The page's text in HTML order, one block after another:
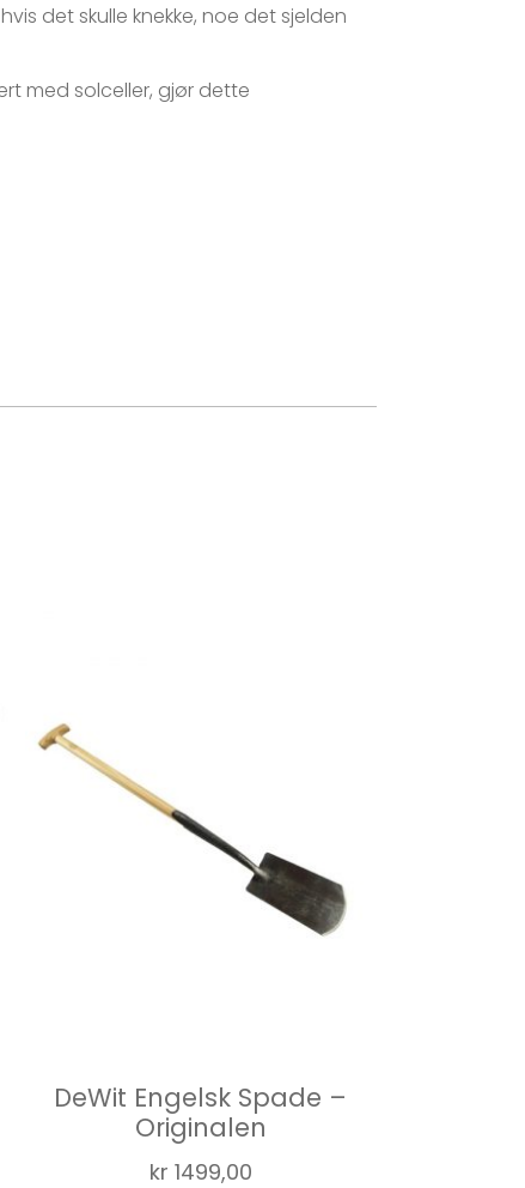
det skulle knekke, noe det sjelden
med solceller, gjør dette
DeWit Engelsk Spade –
Originalen
kr 1499,00